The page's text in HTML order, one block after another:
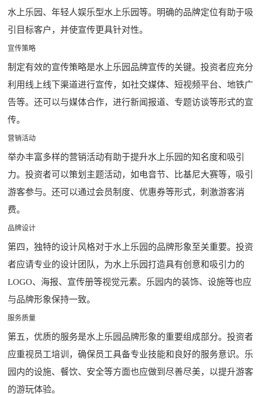
水上乐园、年轻人娱乐型水上乐园等。明确的品牌定位有助于吸
引目标客户，并使宣传更具针对性。
宣传策略
制定有效的宣传策略是水上乐园品牌宣传的关键。投资者应充分
利用线上线下渠道进行宣传，如社交媒体、短视频平台、地铁广
告等。还可以与媒体合作，进行新闻报道、专题访谈等形式的宣
传。
营销活动
举办丰富多样的营销活动有助于提升水上乐园的知名度和吸引
力。投资者可以策划主题活动，如电音节、比基尼大赛等，吸引
游客参与。还可以通过会员制度、优惠券等形式，刺激游客消
费。
品牌设计
第四，独特的设计风格对于水上乐园的品牌形象至关重要。投资
者应请专业的设计团队，为水上乐园打造具有创意和吸引力的
LOGO、海报、宣传册等视觉元素。乐园内的装饰、设施等也应
与品牌形象保持一致。
服务质量
第五，优质的服务是水上乐园品牌形象的重要组成部分。投资者
应重视员工培训，确保员工具备专业技能和良好的服务意识。乐
园内的设施、餐饮、安全等方面也应做到尽善尽美，以提升游客
的游玩体验。